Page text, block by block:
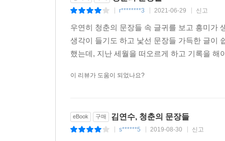
r********3 2021-06-29 신고
우연히 청춘의 문장들 속 글귀를 보고 흥미가
생각이 들기도 하고 낯선 문장들 가득한 글이
했는데, 지난 세월을 떠오르게 하고 기록을
이 리뷰가 도움이 되었나요?
eBook 구매 김연수, 청춘의 문장들
s******5 2019-08-30 신고